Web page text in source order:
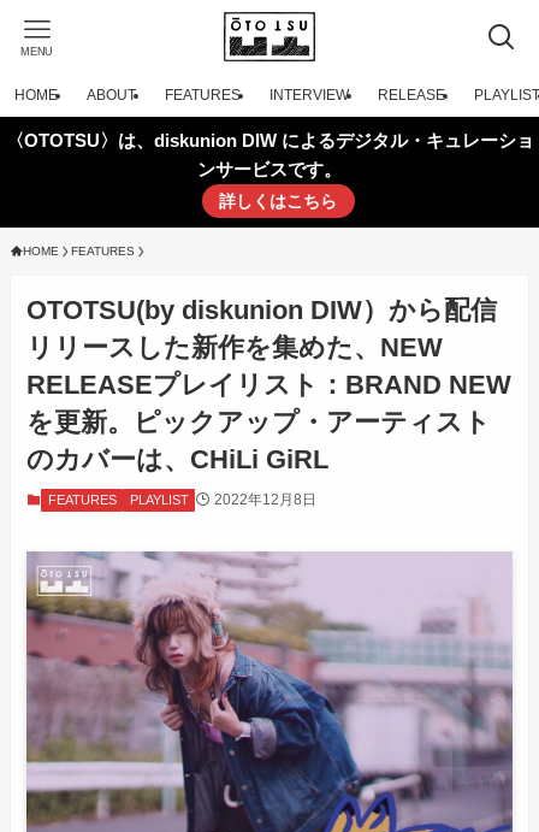
MENU
HOME ABOUT FEATURES INTERVIEW RELEASE PLAYLIST
〈OTOTSU〉は、diskunion DIW によるデジタル・キュレーショ
ンサービスです。
詳しくはこちら
HOME FEATURES
OTOTSU(by diskunion DIW）から配信
リリースした新作を集めた、NEW
RELEASEプレイリスト：BRAND NEW
を更新。ピックアップ・アーティスト
のカバーは、CHiLi GiRL
FEATURES PLAYLIST 2022年12月8日